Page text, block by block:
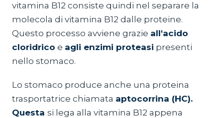
vitamina B12 consiste quindi nel separare la
molecola di vitamina B12 dalle proteine.
Questo processo avviene grazie all'acido
cloridrico e agli enzimi proteasi presenti
nello stomaco.
Lo stomaco produce anche una proteina
trasportatrice chiamata aptocorrina (HC).
Questa si lega alla vitamina B12 appena